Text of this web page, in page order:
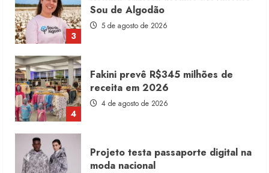
3
Sou de Algodão
5 de agosto de 2026
4
Fakini prevê R$345 milhões de
receita em 2026
4 de agosto de 2026
Projeto testa passaporte digital na
moda nacional